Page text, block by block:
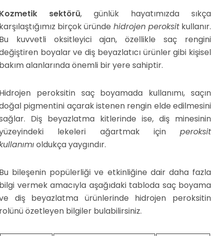
sektörü, günlük hayatımızda sıkça
birçok üründe hidrojen peroksitkullanır.
kuvvetli oksitleyici ajan, özellikle saç rengini
boyalar ve diş beyazlatıcı ürünler gibi kişisel
alanlarında önemli bir yere sahiptir.
peroksitin saç boyamada kullanımı, saçın
pigmentini açarak istenen rengin elde edilmesini
Diş beyazlatma kitlerinde ise, diş minesinin
lekeleri ağartmak için peroksit
oldukça yaygındır.
bileşenin popülerliği ve etkinliğine dair daha fazla
vermek amacıyla aşağıdaki tabloda saç boyama
diş beyazlatma ürünlerinde hidrojen peroksitin
özetleyen bilgiler bulabilirsiniz.